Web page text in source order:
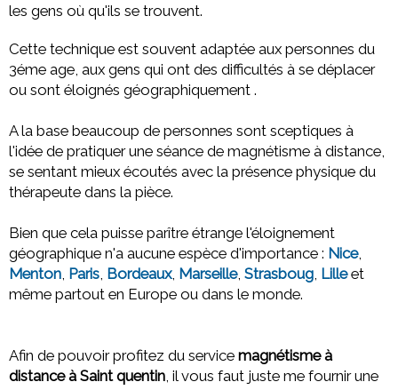
les gens où qu'ils se trouvent.
Cette technique est souvent adaptée aux personnes du
3éme age, aux gens qui ont des difficultés à se déplacer
ou sont éloignés géographiquement .
A la base beaucoup de personnes sont sceptiques à
l'idée de pratiquer une séance de magnétisme à distance,
se sentant mieux écoutés avec la présence physique du
thérapeute dans la pièce.
Bien que cela puisse parître étrange l'éloignement
géographique n'a aucune espèce d'importance : Nice,
Menton, Paris, Bordeaux, Marseille, Strasboug, Lilleet
même partout en Europe ou dans le monde.
Afin de pouvoir profitez du service magnétisme à
distance à Saint quentin, il vous faut juste me fournir une